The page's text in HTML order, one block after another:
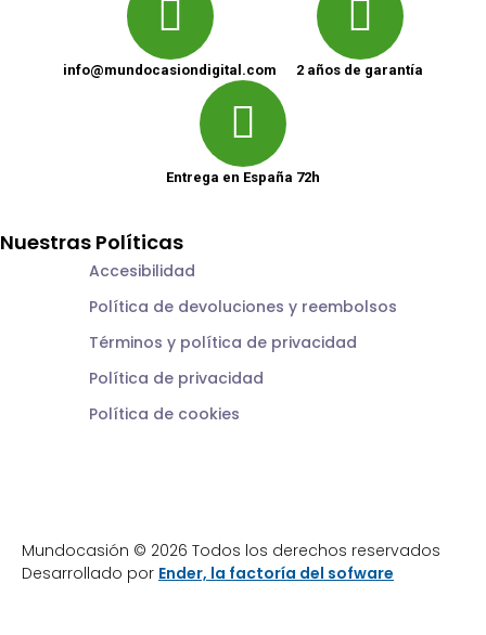
info@mundocasiondigital.com 2 años de garantía
Entrega en España 72h
Nuestras Políticas
Accesibilidad
Política de devoluciones y reembolsos
Términos y política de privacidad
Política de privacidad
Política de cookies
Mundocasión © 2026 Todos los derechos reservados
Desarrollado por Ender, la factoría del sofware